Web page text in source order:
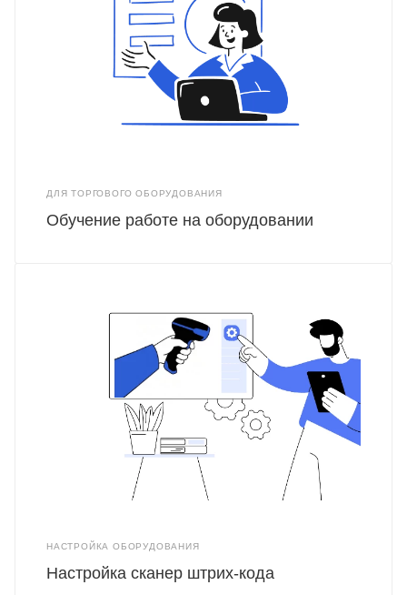
ДЛЯ ТОРГОВОГО ОБОРУДОВАНИЯ
Обучение работе на оборудовании
НАСТРОЙКА ОБОРУДОВАНИЯ
Настройка сканер штрих-кода